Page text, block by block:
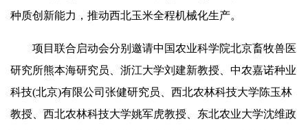
种质创新能力，推动西北玉米全程机械化生产。
项目联合启动会分别邀请中国农业科学院北京畜牧兽医
研究所熊本海研究员、浙江大学刘建新教授、中农嘉诺种业
科技(北京)有限公司张健研究员、西北农林科技大学陈玉林
教授、西北农林科技大学姚军虎教授、东北农业大学沈维政